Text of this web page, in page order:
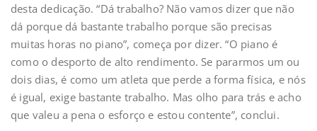
desta dedicação. “Dá trabalho? Não vamos dizer que não
dá porque dá bastante trabalho porque são precisas
muitas horas no piano”, começa por dizer. “O piano é
como o desporto de alto rendimento. Se pararmos um ou
dois dias, é como um atleta que perde a forma física, e nós
é igual, exige bastante trabalho. Mas olho para trás e acho
que valeu a pena o esforço e estou contente”, conclui.